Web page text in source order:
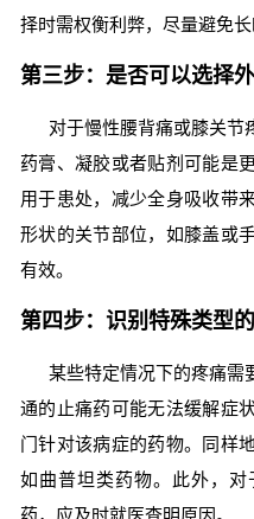
择时需权衡利弊，尽量避免长
第三步：是否可以选择
对于慢性腰背痛或膝关节
药膏、凝胶或者贴剂可能是
用于患处，减少全身吸收带
形状的关节部位，如膝盖或
有效。
第四步：识别特殊类型
某些特定情况下的疼痛需
通的止痛药可能无法缓解症
门针对该病症的药物。同样
如曲普坦类药物。此外，
药，应及时就医查明原因。